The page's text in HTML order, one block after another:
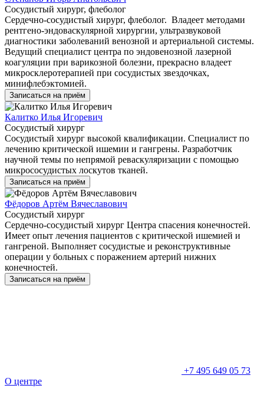
Сосудистый хирург, флеболог
Сердечно-сосудистый хирург, флеболог. Владеет методами
рентгено-эндоваскулярной хирургии, ультразвуковой
диагностики заболеваний венозной и артериальной системы.
Ведущий специалист центра по эндовенозной лазерной
коагуляции при варикозной болезни, прекрасно владеет
микросклеротерапией при сосудистых звездочках,
минифлебэктомией.
Записаться на приём
Калитко Илья Игоревич
Сосудистый хирург
Сосудистый хирург высокой квалификации. Специалист по
лечению критической ишемии и гангрены. Разработчик
научной темы по непрямой реваскуляризации с помощью
микрососудистых лоскутов тканей.
Записаться на приём
Фёдоров Артём Вячеславович
Сосудистый хирург
Сердечно-сосудистый хирург Центра спасения конечностей.
Имеет опыт лечения пациентов с критической ишемией и
гангреной. Выполняет сосудистые и реконструктивные
операции у больных с поражением артерий нижних
конечностей.
Записаться на приём
+7 495 649 05 73
О центре